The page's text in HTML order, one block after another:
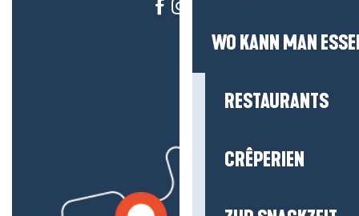
WO KANN MAN
RESTAURANTS
CRÊPERIEN